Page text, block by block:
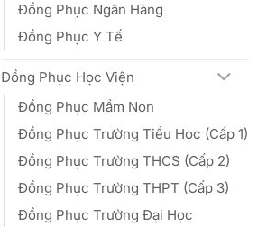
Đồng Phục Ngân Hàng
Đồng Phục Y Tế
Đồng Phục Học Viện
Đồng Phục Mầm Non
Đồng Phục Trường Tiểu Học (Cấp 1)
Đồng Phục Trường THCS (Cấp 2)
Đồng Phục Trường THPT (Cấp 3)
Đồng Phục Trường Đại Học